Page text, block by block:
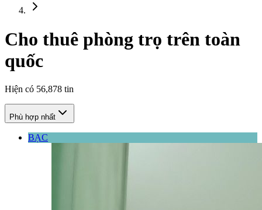
Cho thuê phòng trọ trên toàn
quốc
Hiện có 56,878 tin
Phù hợp nhất
BẠC